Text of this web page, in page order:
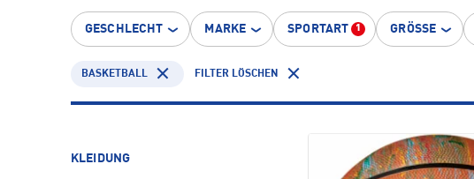
GESCHLECHT MARKE SPORTART 1 GRÖSSE
BASKETBALL FILTER LÖSCHEN
KLEIDUNG